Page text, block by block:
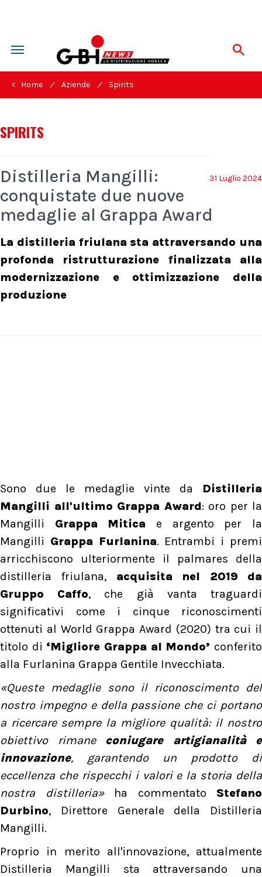
Toggle
navigation
< Home / Aziende / Spirits
SPIRITS
31 Luglio 2024
Distilleria Mangilli:
conquistate due nuove
medaglie al Grappa Award
La distilleria friulana sta attraversando una
profonda ristrutturazione finalizzata alla
modernizzazione e ottimizzazione della
produzione
Sono due le medaglie vinte da Distilleria
Mangilli all'ultimo Grappa Award: oro per la
Mangilli Grappa Mitica e argento per la
Mangilli Grappa Furlanina. Entrambi i premi
arricchiscono ulteriormente il palmares della
distilleria friulana, acquisita nel 2019 da
Gruppo Caffo, che già vanta traguardi
significativi come i cinque riconoscimenti
ottenuti al World Grappa Award (2020) tra cui il
titolo di ‘Migliore Grappa al Mondo’ conferito
alla Furlanina Grappa Gentile Invecchiata.
«Queste medaglie sono il riconoscimento del
nostro impegno e della passione che ci portano
a ricercare sempre la migliore qualità: il nostro
obiettivo rimane coniugare artigianalità e
innovazione, garantendo un prodotto di
eccellenza che rispecchi i valori e la storia della
nostra distilleria»ha commentato Stefano
Durbino, Direttore Generale della Distilleria
Mangilli.
Proprio in merito all'innovazione, attualmente
Distilleria Mangilli sta attraversando una